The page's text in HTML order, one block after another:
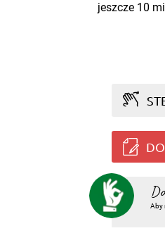
jeszcze 10
Aby